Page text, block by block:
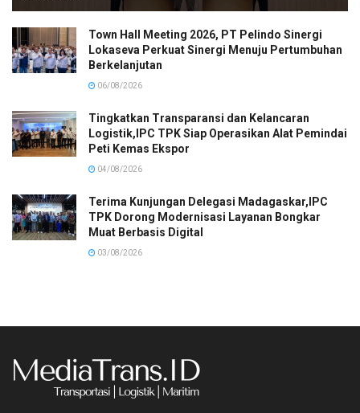
Town Hall Meeting 2026, PT Pelindo Sinergi
Lokaseva Perkuat Sinergi Menuju Pertumbuhan
Berkelanjutan
06/08/2026
Tingkatkan Transparansi dan Kelancaran
Logistik,IPC TPK Siap Operasikan Alat Pemindai
Peti Kemas Ekspor
04/08/2026
Terima Kunjungan Delegasi Madagaskar,IPC
TPK Dorong Modernisasi Layanan Bongkar
Muat Berbasis Digital
03/08/2026